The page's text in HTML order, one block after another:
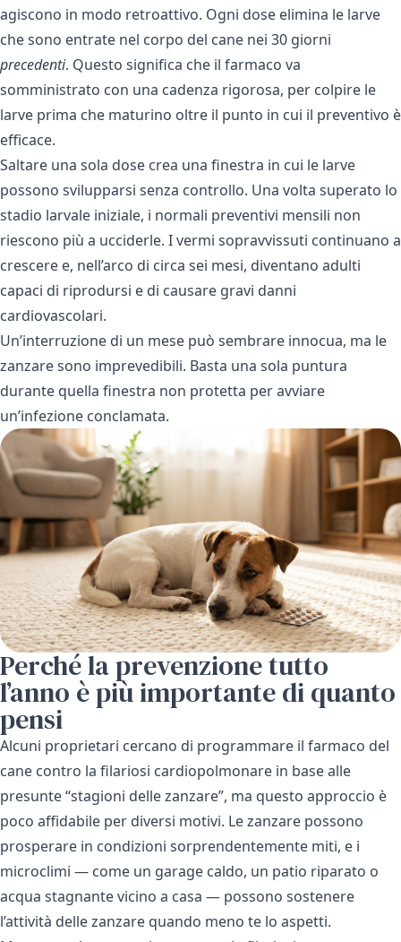
agiscono in modo retroattivo. Ogni dose elimina le larve
che sono entrate nel corpo del cane nei 30 giorni
precedenti. Questo significa che il farmaco va
somministrato con una cadenza rigorosa, per colpire le
larve prima che maturino oltre il punto in cui il preventivo è
efficace.
Saltare una sola dose crea una finestra in cui le larve
possono svilupparsi senza controllo. Una volta superato lo
stadio larvale iniziale, i normali preventivi mensili non
riescono più a ucciderle. I vermi sopravvissuti continuano a
crescere e, nell’arco di circa sei mesi, diventano adulti
capaci di riprodursi e di causare gravi danni
cardiovascolari.
Un’interruzione di un mese può sembrare innocua, ma le
zanzare sono imprevedibili. Basta una sola puntura
durante quella finestra non protetta per avviare
un’infezione conclamata.
Perché la prevenzione tutto
l’anno è più importante di quanto
pensi
Alcuni proprietari cercano di programmare il farmaco del
cane contro la filariosi cardiopolmonare in base alle
presunte “stagioni delle zanzare”, ma questo approccio è
poco affidabile per diversi motivi. Le zanzare possono
prosperare in condizioni sorprendentemente miti, e i
microclimi — come un garage caldo, un patio riparato o
acqua stagnante vicino a casa — possono sostenere
l’attività delle zanzare quando meno te lo aspetti.